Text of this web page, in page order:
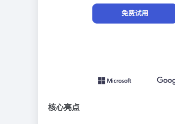
核心亮点